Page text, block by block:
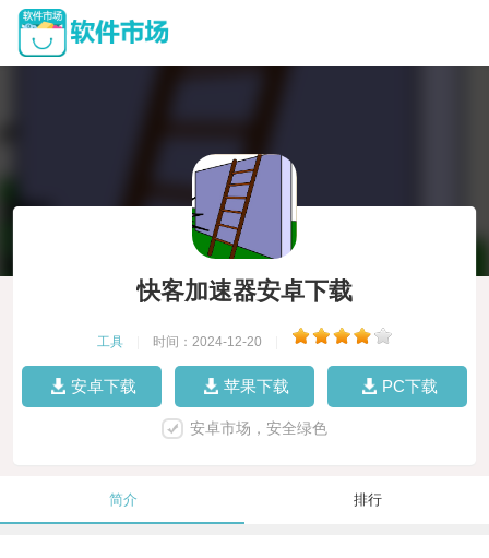
快客加速器安卓下载
工具 时间：2024-12-20
安卓下载 苹果下载 PC下载
安卓市场，安全绿色
简介 排行